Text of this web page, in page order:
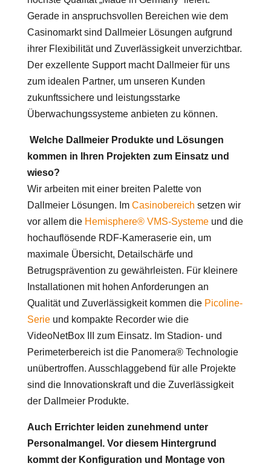
Gerade in anspruchsvollen Bereichen wie dem
Casinomarkt sind Dallmeier Lösungen aufgrund
ihrer Flexibilität und Zuverlässigkeit unverzichtbar.
Der exzellente Support macht Dallmeier für uns
zum idealen Partner, um unseren Kunden
zukunftssichere und leistungsstarke
Überwachungssysteme anbieten zu können.
Welche Dallmeier Produkte und Lösungen
kommen in Ihren Projekten zum Einsatz und
wieso?
Wir arbeiten mit einer breiten Palette von
Dallmeier Lösungen. Im Casinobereich setzen wir
vor allem die Hemisphere® VMS-Systemeund die
hochauflösende RDF-Kameraserie ein, um
maximale Übersicht, Detailschärfe und
Betrugsprävention zu gewährleisten. Für kleinere
Installationen mit hohen Anforderungen an
Qualität und Zuverlässigkeit kommen die Picoline-
Serieund kompakte Recorder wie die
VideoNetBox III zum Einsatz. Im Stadion- und
Perimeterbereich ist die Panomera® Technologie
unübertroffen. Ausschlaggebend für alle Projekte
sind die Innovationskraft und die Zuverlässigkeit
der Dallmeier Produkte.
Auch Errichter leiden zunehmend unter
Personalmangel. Vor diesem Hintergrund
kommt der Konfiguration und Montage von